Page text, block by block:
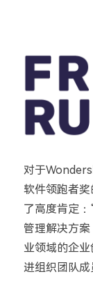
对于
软件领跑者
了高度肯定：
管理解决方
业领域的企
进组织团队